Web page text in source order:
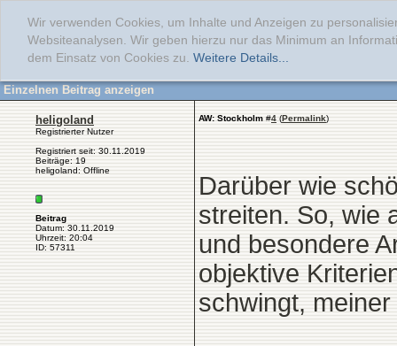
Wir verwenden Cookies, um Inhalte und Anzeigen zu
Websiteanalysen. Wir geben hierzu nur das Minimum an
dem Einsatz von Cookies zu. Weitere Details...
Einzelnen Beitrag anzeigen
heligoland
Registrierter Nutzer
Registriert seit: 30.11.2019
Beiträge: 19
heligoland: Offline
Beitrag
Datum: 30.11.2019
Uhrzeit: 20:04
ID: 57311
AW: Stockholm #4 (Permalink)
Darüber wie
streiten. So, wie
und besondere
objektive
schwingt,